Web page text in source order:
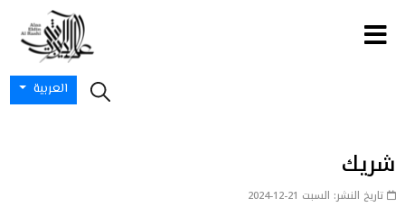
العربية
شريك
تاريخ النشر: السبت 21-12-2024